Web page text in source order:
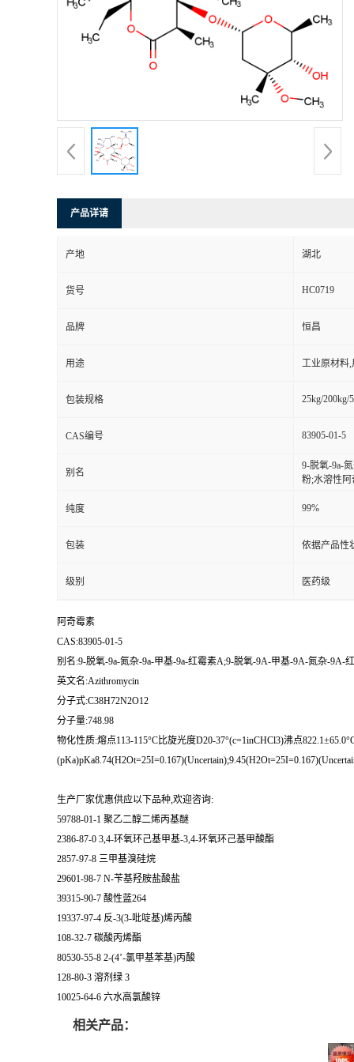
产品详请
产地 湖北
货号 HC0719
品牌 恒昌
用途 工业原材料
包装规格 25kg/200kg/
CAS编号 83905-01-5
别名
9-脱氧-9a-
粉;水溶性
纯度 99%
包装 依据产品性
级别 医药级
阿奇霉素
CAS:83905-01-5
别名:9-脱氧-9a-氮杂-9a-甲基-9a-红霉素A;9-脱氧-9A-甲基-9A-氮杂-
英文名:Azithromycin
分子式:C38H72N2O12
分子量:748.98
物化性质:熔点113-115°C比旋光度D20-37°(c=1inCHCl3)沸点
生产厂家优惠供应以下品种,欢迎咨询:
59788-01-1 聚乙二醇二烯丙基醚
2386-87-0 3,4-环氧环己基甲基-3,4-环氧环己基甲酸酯
2857-97-8 三甲基溴硅烷
29601-98-7 N-苄基羟胺盐酸盐
39315-90-7 酸性蓝264
19337-97-4 反-3(3-吡啶基)烯丙酸
108-32-7 碳酸丙烯酯
80530-55-8 2-(4’-氯甲基苯基)丙酸
128-80-3 溶剂绿 3
10025-64-6 六水高氯酸锌
相关产品：